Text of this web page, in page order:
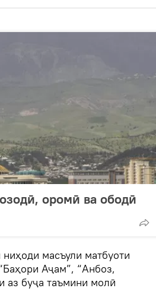
оромӣ ва ободӣ
масъули матбуоти
Аҷам”, “Анбоз,
аз буҷа таъмини молӣ